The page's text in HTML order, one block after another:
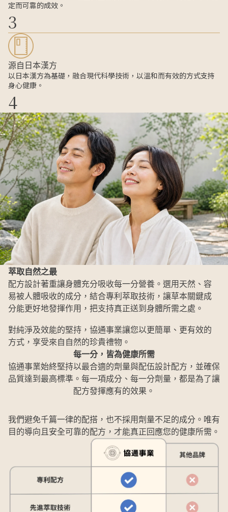
定而可靠的成效。
3
源自日本漢方
以日本漢方為基礎，融合現代科學技術，以溫和而有效的方式支持
身心健康。
4
萃取自然之最
配方設計著重讓身體充分吸收每一分營養。選用天然、容
易被人體吸收的成分，結合專利萃取技術，讓草本關鍵成
分能更好地發揮作用，把支持真正送到身體所需之處。
對純淨及效能的堅持，協通事業讓您以更簡單、更有效的
方式，享受來自自然的珍貴禮物。
每一分，皆為健康所需
協通事業始終堅持以最合適的劑量與配伍設計配方，並確保
品質達到最高標準。每一項成分、每一分劑量，都是為了讓
配方發揮應有的效果。
我們避免千篇一律的配搭，也不採用劑量不足的成分。唯有
目的導向且安全可靠的配方，才能真正回應您的健康所需。